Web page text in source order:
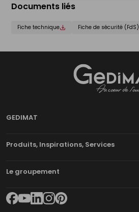
Documents liés
Fiche technique Fiche de sécurité (FdS)
GEDIMAT
Produits, Inspirations, Services
Le groupement